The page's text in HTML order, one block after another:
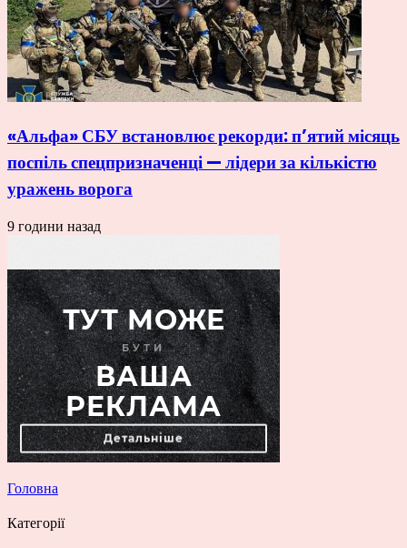
«Альфа» СБУ встановлює рекорди: п’ятий місяць
поспіль спецпризначенці — лідери за кількістю
уражень ворога
9 години назад
Головна
Категорії